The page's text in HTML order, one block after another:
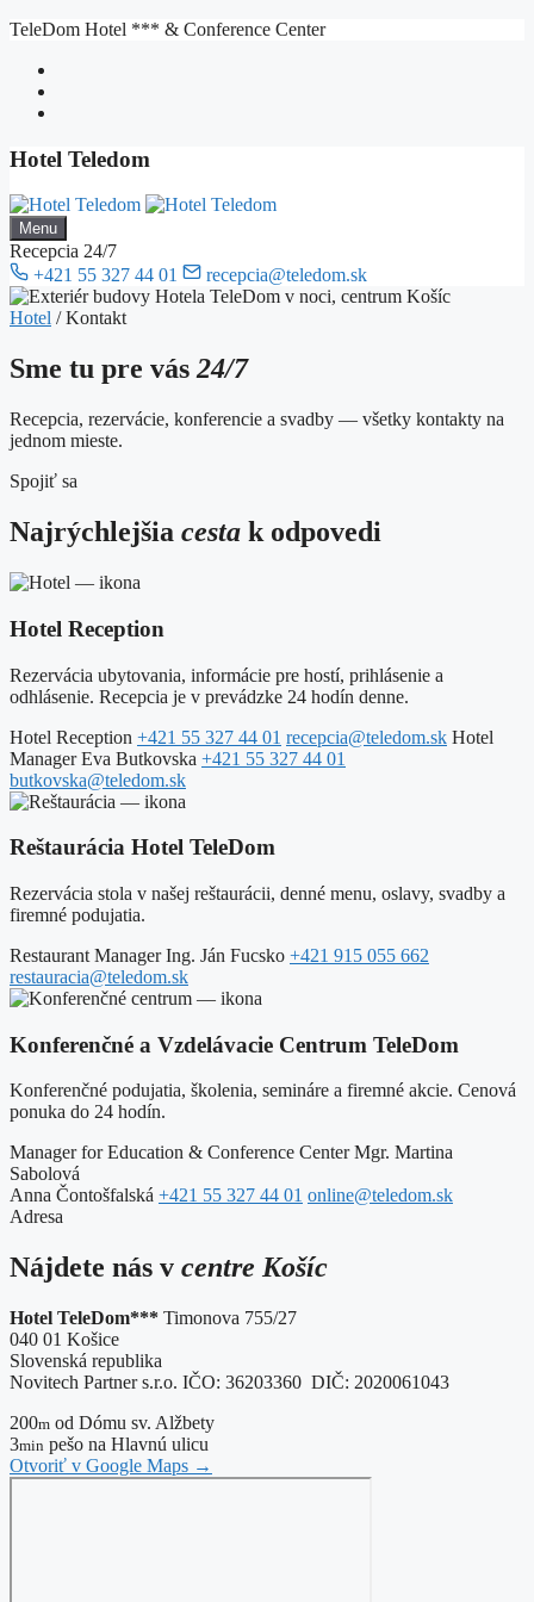
Preskočiť
obsah
TeleDom Hotel *** & Conference Center
Hotel Teledom
Menu
Recepcia 24/7
+421 55 327 44 01
recepcia@teledom.sk
Hotel / Kontakt
Sme tu pre vás24/7
Recepcia, rezervácie, konferencie a svadby — všetky kontakty na
jednom mieste.
Spojiť sa
Najrýchlejšia cesta k odpovedi
Hotel Reception
Rezervácia ubytovania, informácie pre hostí, prihlásenie a
odhlásenie. Recepcia je v prevádzke 24 hodín denne.
Hotel Reception +421 55 327 44 01 recepcia@teledom.sk Hotel
Manager Eva Butkovska +421 55 327 44 01
butkovska@teledom.sk
Reštaurácia Hotel TeleDom
Rezervácia stola v našej reštaurácii, denné menu, oslavy, svadby a
firemné podujatia.
Restaurant Manager Ing. Ján Fucsko +421 915 055 662
restauracia@teledom.sk
Konferenčné a Vzdelávacie Centrum TeleDom
Konferenčné podujatia, školenia, semináre a firemné akcie. Cenová
ponuka do 24 hodín.
Manager for Education & Conference Center Mgr. Martina
Sabolová
Anna Čontošfalská +421 55 327 44 01 online@teledom.sk
Adresa
Nájdete nás v centre Košíc
Hotel TeleDom*** Timonova 755/27
040 01 Košice
Slovenská republika
Novitech Partner s.r.o. IČO: 36203360 DIČ: 2020061043
200m od Dómu sv. Alžbety
3min pešo na Hlavnú ulicu
Otvoriť v Google Maps →